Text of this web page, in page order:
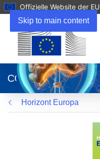
Skip to main content
Offizielle Website der EU
neuem
Fenster)
CORDIS
Horizont Europa